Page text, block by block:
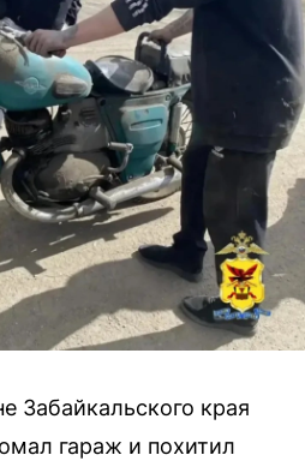
Забайкальского края
гараж и похитил